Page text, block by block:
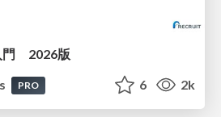
門 2026版
PRO 6 2k